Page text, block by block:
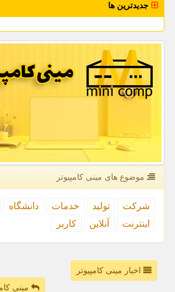
جدیدترین ها
موضوع های مینی كامپیوتر
شركت تولید خدمات دانشگاه
اینترنت
آنلاین كاربر
اخبار مینی کامپیوتر
مینی